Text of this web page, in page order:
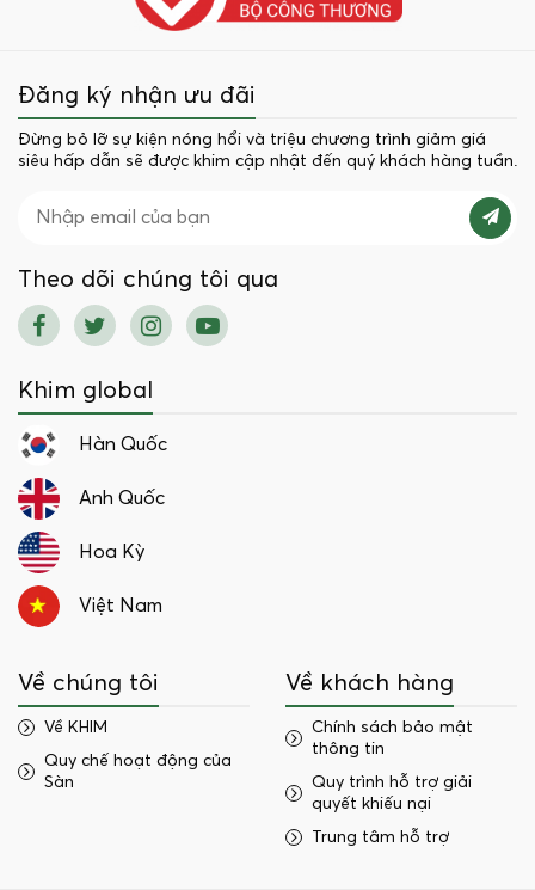
Đăng ký nhận ưu đãi
Đừng bỏ lỡ sự kiện nóng hổi và triệu chương trình giảm giá
siêu hấp dẫn sẽ được khim cập nhật đến quý khách hàng tuần.
Theo dõi chúng tôi qua
Khim global
Hàn Quốc
Anh Quốc
Hoa Kỳ
Việt Nam
Về chúng tôi
Về KHIM
Quy chế hoạt động của
Sàn
Về khách hàng
Chính sách bảo mật
thông tin
Quy trình hỗ trợ giải
quyết khiếu nại
Trung tâm hỗ trợ